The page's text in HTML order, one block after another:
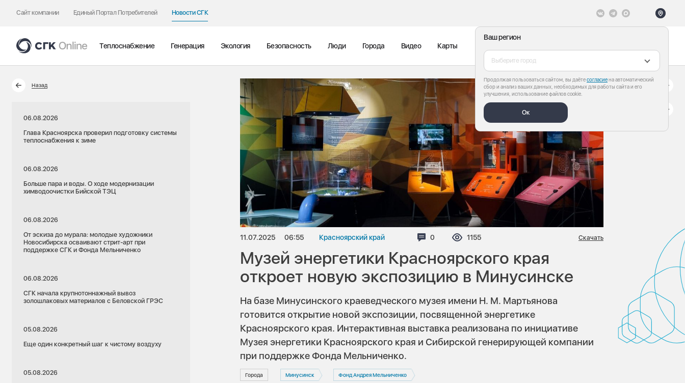
Сайт компании Единый Портал Потребителей Новости СГК
Ваш регион
Выберите город
Продолжая пользоваться сайтом, вы даётесогласиена автоматический
сбор и анализ ваших данных, необходимых для работы сайта и его
улучшения, использование файлов cookie.
Ок
Теплоснабжение Генерация Экология Безопасность Люди Города Видео Карты
Назад
06.08.2026
Глава Красноярска проверил подготовку системы
теплоснабжения к зиме
06.08.2026
Больше пара и воды. О ходе модернизации
химводоочистки Бийской ТЭЦ
06.08.2026
От эскиза до мурала: молодые художники
Новосибирска осваивают стрит-арт при
поддержке СГК и Фонда Мельниченко
06.08.2026
СГК начала крупнотоннажный вывоз
золошлаковых материалов с Беловской ГРЭС
05.08.2026
Еще один конкретный шаг к чистому воздуху
05.08.2026
11.07.2025 06:55 Красноярский край Комментариев:
0 Просмотров:
1155 Скачать
Музей энергетики Красноярского края
откроет новую экспозицию в Минусинске
На базе Минусинского краеведческого музея имени Н. М. Мартьянова
готовится открытие новой экспозиции, посвященной энергетике
Красноярского края. Интерактивная выставка реализована по инициативе
Музея энергетики Красноярского края и Сибирской генерирующей компании
при поддержке Фонда Мельниченко.
Города Минусинск Фонд Андрея Мельниченко